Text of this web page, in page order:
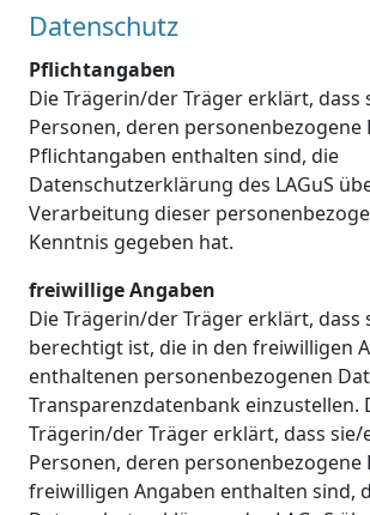
Datenschutz
Pflichtangaben
Die Trägerin/der Träger erklärt, dass
Personen, deren personenbezogene
Pflichtangaben enthalten sind, die
Datenschutzerklärung des LAGuS
Verarbeitung dieser
Kenntnis gegeben hat.
freiwillige Angaben
Die Trägerin/der Träger erklärt, dass
berechtigt ist, die in den freiwilligen
enthaltenen personenbezogenen Daten in die
Transparenzdatenbank einzustellen. Die
Trägerin/der Träger erklärt, dass sie/
Personen, deren personenbezogene
freiwilligen Angaben enthalten sind, die